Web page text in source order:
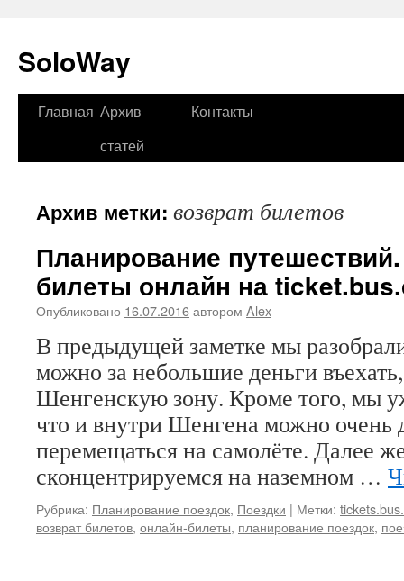
SoloWay
Перейти
Главная Архив
статей
Контакты
Архив метки: возврат билетов
Планирование
билеты онлайн на
Опубликовано 16.07.2016автором Alex
В предыдущей заметке мы
можно за небольшие деньги
Шенгенскую зону. Кроме того, мы
что и внутри Шенгена можно очень
перемещаться на самолёте. Далее
сконцентрируемся на наземном …
Рубрика: Планирование поездок, Поездки | Метки:
возврат билетов, онлайн-билеты, планирование поездок,